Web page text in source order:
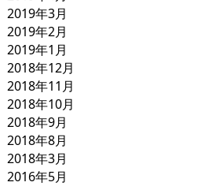
2019年3月
2019年2月
2019年1月
2018年12月
2018年11月
2018年10月
2018年9月
2018年8月
2018年3月
2016年5月